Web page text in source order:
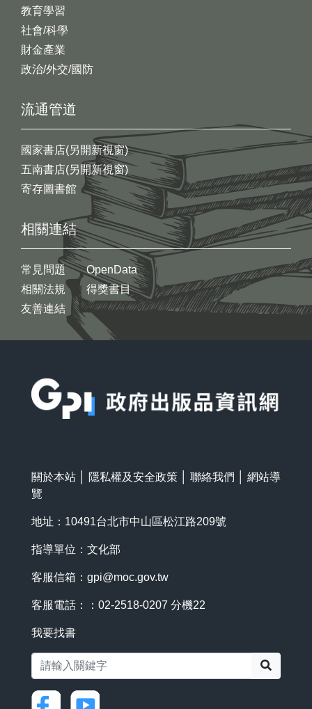
教育學習
社會/科學
財金產業
政治/外交/國防
流通管道
國家書店(另開新視窗)
五南書店(另開新視窗)
寄存圖書館
相關連結
常見問題
相關法規
友善連結
OpenData
得獎書目
關於本站 隱私權及安全政策 聯絡我們
網站導
覽
地址：10491台北市中山區松江路209號
指導單位：文化部
客服信箱： gpi@moc.gov.tw
客服電話：：02-2518-0207 分機22
我要找書